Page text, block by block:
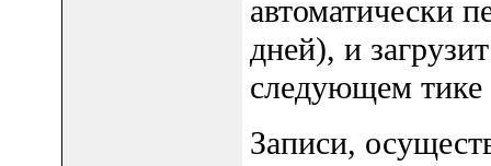
автоматически
дней), и
следующем
Записи,